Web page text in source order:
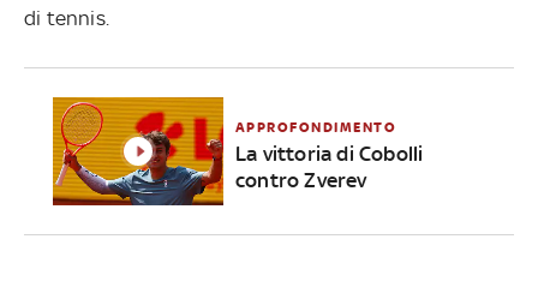
di tennis.
APPROFONDIMENTO
La vittoria di Cobolli
contro Zverev